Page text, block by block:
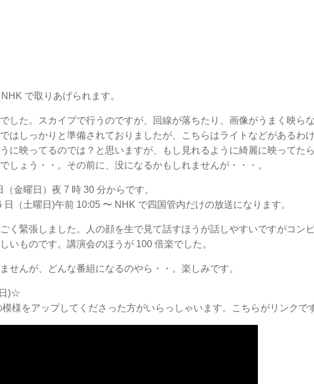
で取りあげられます。
した。スカイプで行うのですが、回線が落ちたり、画像がうまく映ら
はしっかりと準備されておりましたが、こちらはライトなどがあるわ
に映ってるのでは？と思いますが、もし見れるように綺麗に映ってた
しょう・・。その前に、没になるかもしれませんが・・・。
金曜日）夜 7 時 30 分からです。
（土曜日)午前 10:05 〜 NHK で四国管内だけの放送になります。
く緊張しました。人の顔を生で見て話すほうが話しやすいですがコン
いものです。講演会のほうが 100 倍楽でした。
せんが、どんな番組になるのやら・・。楽しみです。
)☆
様をアップしてくださった方がいらっしゃいます。こちらがリンクで